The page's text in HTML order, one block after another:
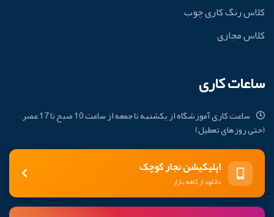
کلاس رنگ کاری چوب
کلاس مجازی
ساعات کاری
ساعت کاری آموزشگاه از یکشنبه تا جمعه از ساعت 10 صبح تا 17 عصر
(حتی روزهای تعطیل)
اپلیکیشن نجار کوچک
دانلود از کافه بازار